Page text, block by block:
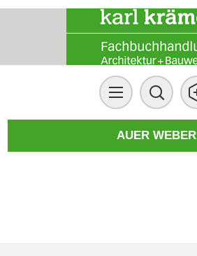
AUER WEBER